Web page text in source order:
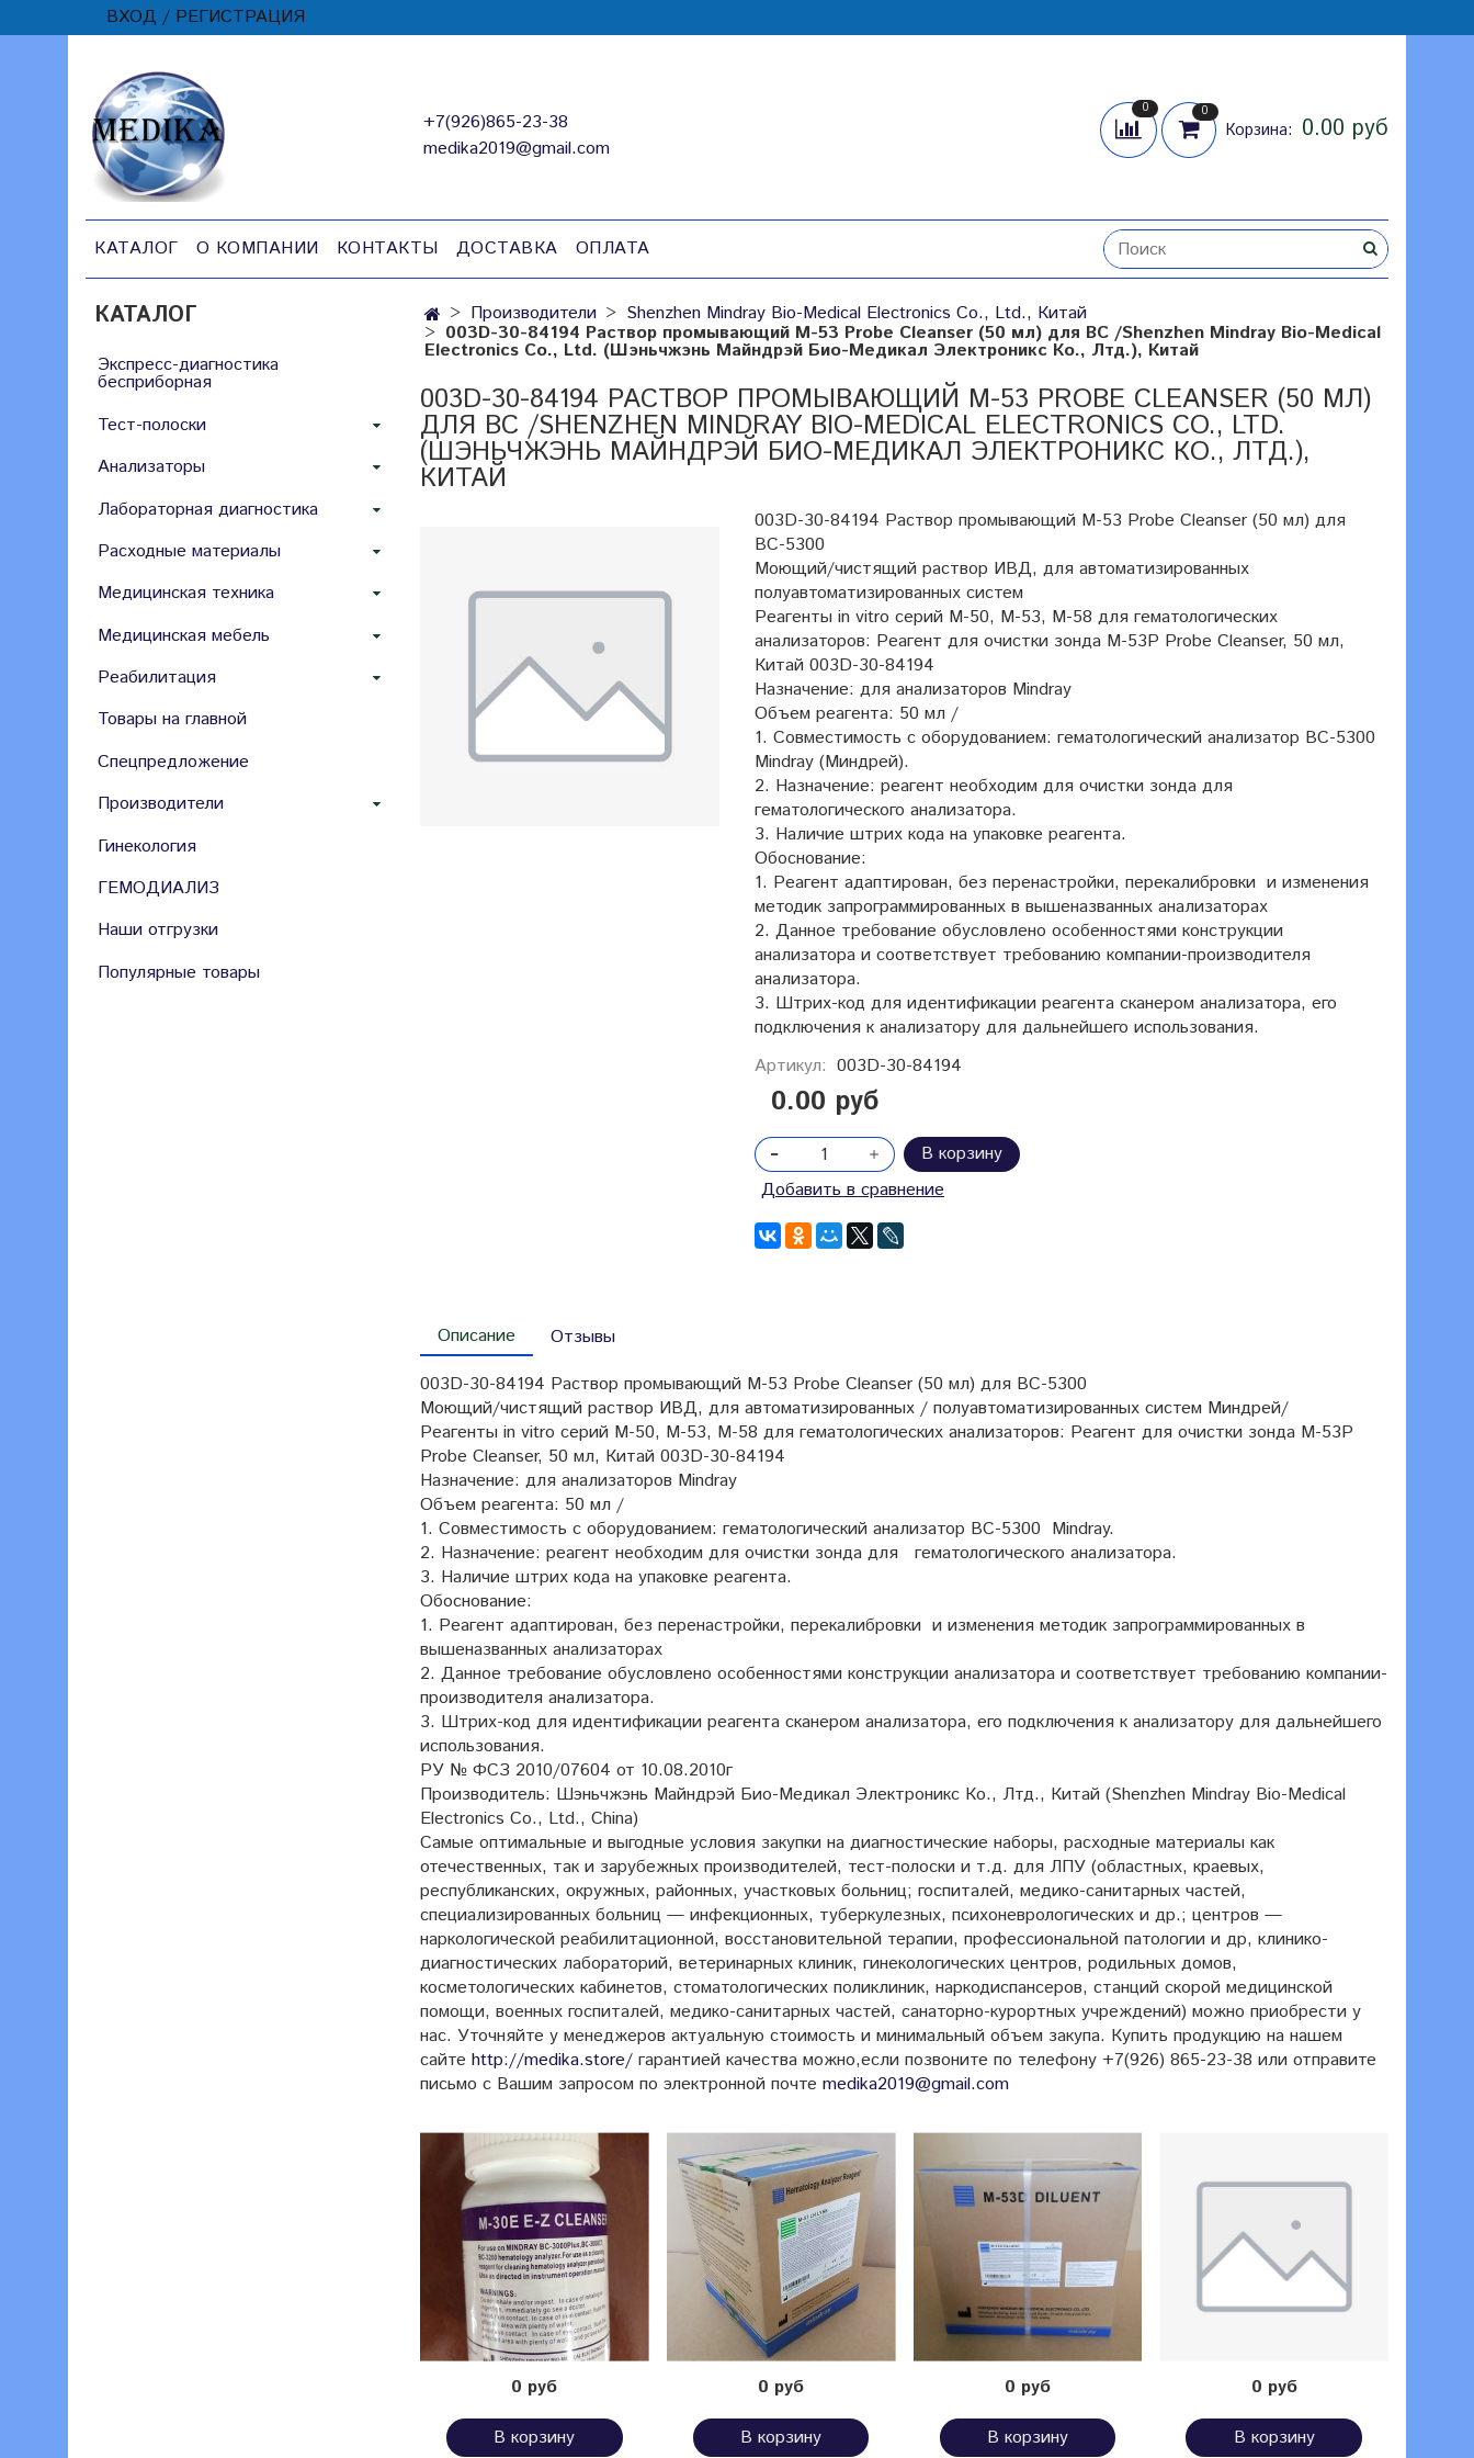
ВХОД / РЕГИСТРАЦИЯ
+7(926)865-23-38
medika2019@gmail.com
0 0
Корзина: 0.00 руб
КАТАЛОГ О КОМПАНИИ КОНТАКТЫ ДОСТАВКА ОПЛАТА
Производители Shenzhen Mindray Bio-Medical Electronics Co., Ltd., Китай
003D-30-84194 Раствор промывающий M-53 Probe Cleanser (50 мл) для ВС /Shenzhen Mindray Bio-Medical
Electronics Co., Ltd. (Шэньчжэнь Майндрэй Био-Медикал Электроникс Ко., Лтд.), Китай
003D-30-84194 РАСТВОР ПРОМЫВАЮЩИЙ M-53 PROBE CLEANSER (50 МЛ)
ДЛЯ ВС /SHENZHEN MINDRAY BIO-MEDICAL ELECTRONICS CO., LTD.
(ШЭНЬЧЖЭНЬ МАЙНДРЭЙ БИО-МЕДИКАЛ ЭЛЕКТРОНИКС КО., ЛТД.),
КИТАЙ
003D-30-84194 Раствор промывающий M-53 Probe Cleanser (50 мл) для
ВС-5300
Моющий/чистящий раствор ИВД, для автоматизированных
полуавтоматизированных систем
Реагенты in vitro серий M-50, M-53, M-58 для гематологических
анализаторов: Реагент для очистки зонда M-53P Probe Cleanser, 50 мл,
Китай 003D-30-84194
Назначение: для анализаторов Mindray
Объем реагента: 50 мл /
1. Совместимость с оборудованием: гематологический анализатор ВС-5300
Mindray (Миндрей).
2. Назначение: реагент необходим для очистки зонда для
гематологического анализатора.
3. Наличие штрих кода на упаковке реагента.
Обоснование:
1. Реагент адаптирован, без перенастройки, перекалибровки и изменения
методик запрограммированных в вышеназванных анализаторах
2. Данное требование обусловлено особенностями конструкции
анализатора и соответствует требованию компании-производителя
анализатора.
3. Штрих-код для идентификации реагента сканером анализатора, его
подключения к анализатору для дальнейшего использования.
Артикул: 003D-30-84194
0.00 руб
В корзину
Добавить в сравнение
Описание
003D-30-84194 Раствор промывающий M-53 Probe Cleanser (50 мл) для ВС-5300
Моющий/чистящий раствор ИВД, для автоматизированных / полуавтоматизированных систем Миндрей/
Реагенты in vitro серий M-50, M-53, M-58 для гематологических анализаторов: Реагент для очистки зонда M-53P
Probe Cleanser, 50 мл, Китай 003D-30-84194
Назначение: для анализаторов Mindray
Объем реагента: 50 мл /
1. Совместимость с оборудованием: гематологический анализатор ВС-5300 Mindray.
2. Назначение: реагент необходим для очистки зонда для гематологического анализатора.
3. Наличие штрих кода на упаковке реагента.
Обоснование:
1. Реагент адаптирован, без перенастройки, перекалибровки и изменения методик запрограммированных в
вышеназванных анализаторах
2. Данное требование обусловлено особенностями конструкции анализатора и соответствует требованию компании-
производителя анализатора.
3. Штрих-код для идентификации реагента сканером анализатора, его подключения к анализатору для дальнейшего
использования.
РУ № ФСЗ 2010/07604 от 10.08.2010г
Производитель: Шэньчжэнь Майндрэй Био-Медикал Электроникс Ко., Лтд., Китай (Shenzhen Mindray Bio-Medical
Electronics Co., Ltd., China)
Самые оптимальные и выгодные условия закупки на диагностические наборы, расходные материалы как
отечественных, так и зарубежных производителей, тест-полоски и т.д. для ЛПУ (областных, краевых,
республиканских, окружных, районных, участковых больниц; госпиталей, медико-санитарных частей,
специализированных больниц — инфекционных, туберкулезных, психоневрологических и др.; центров —
наркологической реабилитационной, восстановительной терапии, профессиональной патологии и др, клинико-
диагностических лабораторий, ветеринарных клиник, гинекологических центров, родильных домов,
косметологических кабинетов, стоматологических поликлиник, наркодиспансеров, станций скорой медицинской
помощи, военных госпиталей, медико-санитарных частей, санаторно-курортных учреждений) можно приобрести у
нас. Уточняйте у менеджеров актуальную стоимость и минимальный объем закупа. Купить продукцию на нашем
сайте http://medika.store/ гарантией качества можно,если позвоните по телефону +7(926) 865-23-38 или отправите
письмо с Вашим запросом по электронной почте medika2019@gmail.com
Отзывы
0 руб
В корзину
0 руб
В корзину
0 руб
В корзину
0 руб
В корзину
КАТАЛОГ
Экспресс-диагностика
бесприборная
Тест-полоски
Анализаторы
Лабораторная диагностика
Расходные материалы
Медицинская техника
Медицинская мебель
Реабилитация
Товары на главной
Спецпредложение
Производители
Гинекология
ГЕМОДИАЛИЗ
Наши отгрузки
Популярные товары